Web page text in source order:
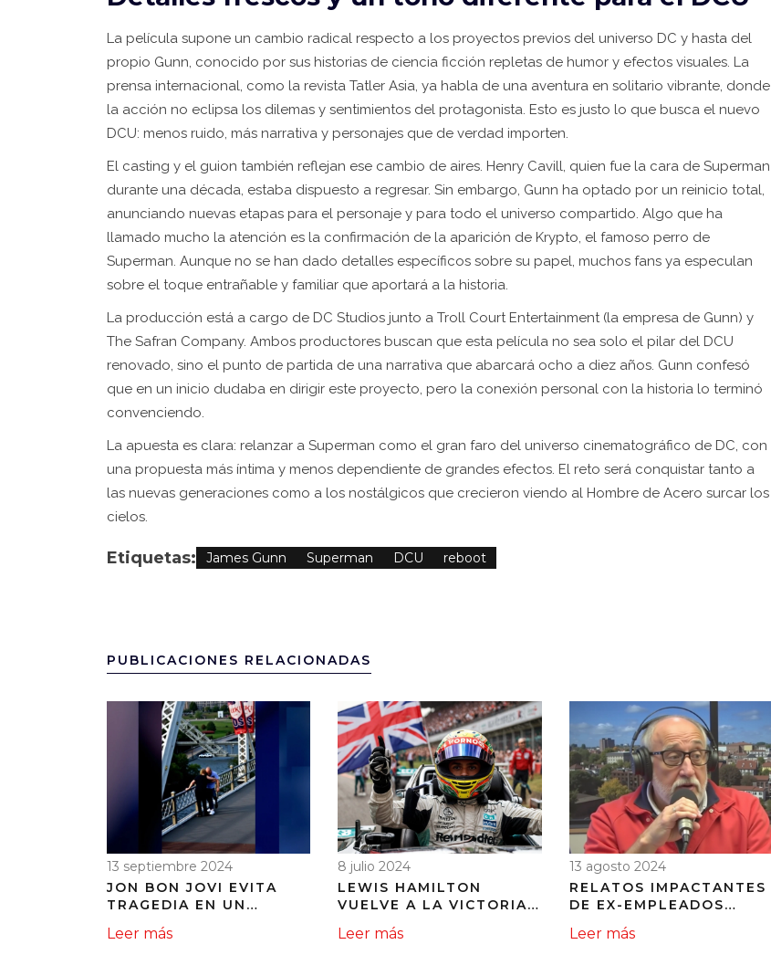
La película supone un cambio radical respecto a los proyectos previos del universo DC y hasta del
propio Gunn, conocido por sus historias de ciencia ficción repletas de humor y efectos visuales. La
prensa internacional, como la revista Tatler Asia, ya habla de una aventura en solitario vibrante, donde
la acción no eclipsa los dilemas y sentimientos del protagonista. Esto es justo lo que busca el nuevo
DCU: menos ruido, más narrativa y personajes que de verdad importen.
El casting y el guion también reflejan ese cambio de aires. Henry Cavill, quien fue la cara de Superman
durante una década, estaba dispuesto a regresar. Sin embargo, Gunn ha optado por un reinicio total,
anunciando nuevas etapas para el personaje y para todo el universo compartido. Algo que ha
llamado mucho la atención es la confirmación de la aparición de Krypto, el famoso perro de
Superman. Aunque no se han dado detalles específicos sobre su papel, muchos fans ya especulan
sobre el toque entrañable y familiar que aportará a la historia.
La producción está a cargo de DC Studios junto a Troll Court Entertainment (la empresa de Gunn) y
The Safran Company. Ambos productores buscan que esta película no sea solo el pilar del DCU
renovado, sino el punto de partida de una narrativa que abarcará ocho a diez años. Gunn confesó
que en un inicio dudaba en dirigir este proyecto, pero la conexión personal con la historia lo terminó
convenciendo.
La apuesta es clara: relanzar a Superman como el gran faro del universo cinematográfico de DC, con
una propuesta más íntima y menos dependiente de grandes efectos. El reto será conquistar tanto a
las nuevas generaciones como a los nostálgicos que crecieron viendo al Hombre de Acero surcar los
cielos.
Etiquetas: James Gunn Superman DCU reboot
PUBLICACIONES RELACIONADAS
13 septiembre 2024
JON BON JOVI EVITA
TRAGEDIA EN UN
LA HISTORIA DE UN
Leer más
8 julio 2024
LEWIS HAMILTON
VUELVE A LA VICTORIA
CARRERA DE FÓRMULA 1
Leer más
13 agosto 2024
RELATOS IMPACTANTES
DE EX-EMPLEADOS
ROBERTO DUENAS
Leer más